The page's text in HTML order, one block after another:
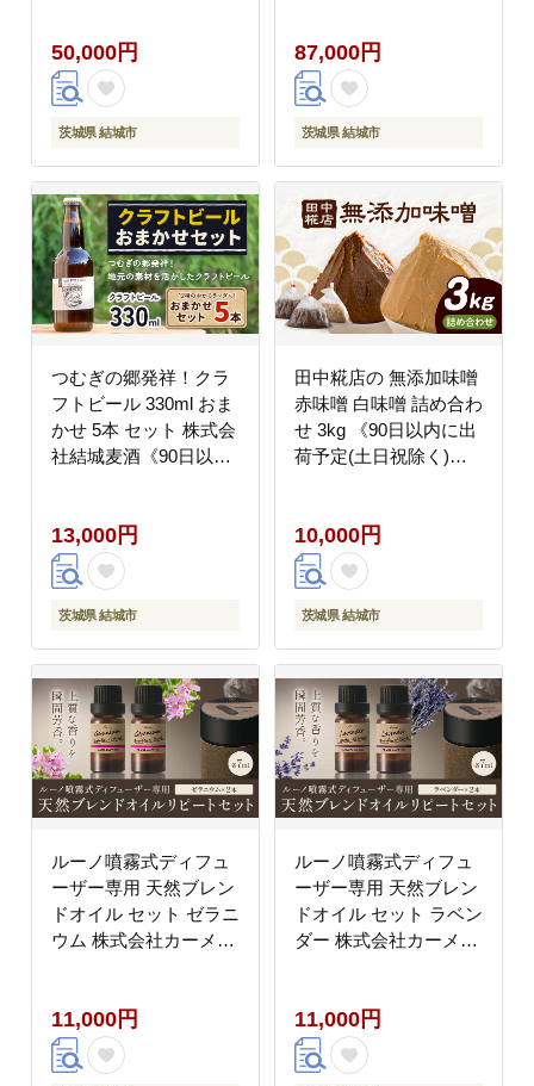
城市 クラフトビール お
酒 酒 ポップ 結城市産--
-yuki_mgi_3_24p---
50,000円
茨城県 結城市
ラフトビール お酒 酒
ポップ 結城市産---
yuki_mgi_5_tei6---
87,000円
茨城県 結城市
つむぎの郷発祥！クラ
フトビール 330ml おま
かせ 5本 セット 株式会
社結城麦酒《90日以内
ビール お酒 酒 ポップ
結城市産---
yuki_mgi_7_5p---
13,000円
茨城県 結城市
田中糀店の 無添加味噌
赤味噌 白味噌 詰め合わ
せ 3kg 《90日以内に出
荷予定(土日祝除く)》
豆 塩 人気 手作り 健康
セット---
yuki_tnka_2_3kg---
10,000円
茨城県 結城市
ルーノ噴霧式ディフュ
ーザー専用 天然ブレン
ドオイル セット ゼラニ
ウム 株式会社カーメイ
城県 結城市 車 カー用
品 フレグランス 芳香剤
【配送不可地域あり】
11,000円
ルーノ噴霧式ディフュ
ーザー専用 天然ブレン
ドオイル セット ラベン
ダー 株式会社カーメイ
城県 結城市 車 カー用
品 フレグランス 芳香剤
【配送不可地域あり】
11,000円